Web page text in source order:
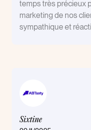
temps très précieux
marketing de nos
sympathique et
Sixtine